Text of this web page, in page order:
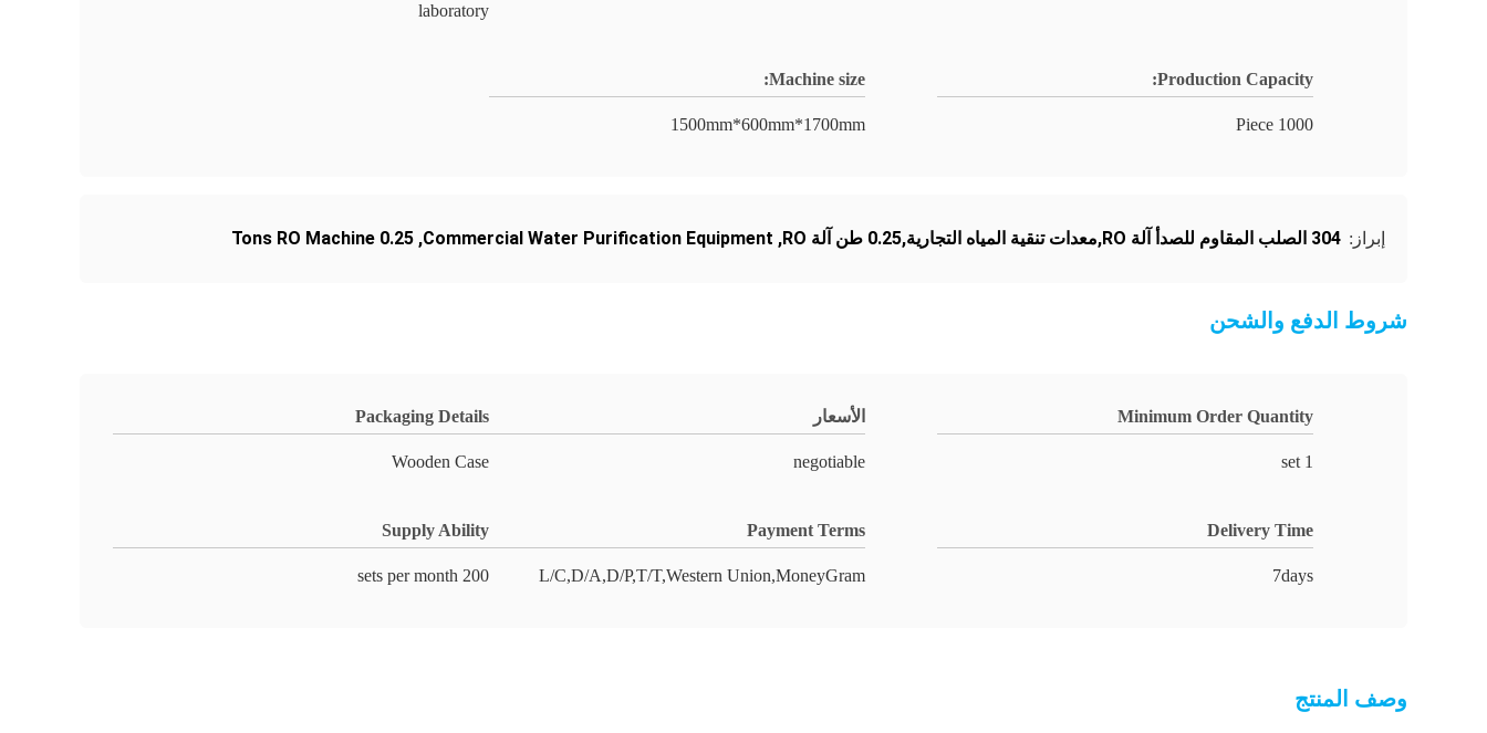
laboratory
Production Capacity:
1000 Piece
Machine size:
1500mm*600mm*1700mm
إبراز: 304 الصلب المقاوم للصدأ آلة RO,معدات تنقية المياه التجارية,0.25 طن آلة RO ,
Commercial Water Purification Equipment
,
0.25 Tons RO Machine
شروط الدفع والشحن
Minimum Order Quantity
1 set
الأسعار
negotiable
Packaging Details
Wooden Case
Delivery Time
7days
Payment Terms
L/C,D/A,D/P,T/T,Western Union,MoneyGram
Supply Ability
200 sets per month
وصف المنتج